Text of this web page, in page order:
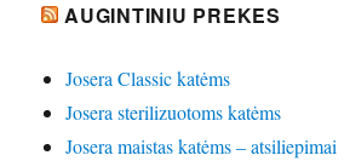
AUGINTINIU PREKES
Josera Classic katėms
Josera sterilizuotoms katėms
Josera maistas katėms – atsiliepimai